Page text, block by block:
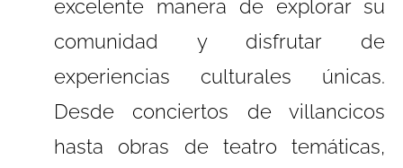
excelente manera de explorar su
comunidad y disfrutar de
experiencias culturales únicas.
Desde conciertos de villancicos
hasta obras de teatro temáticas,